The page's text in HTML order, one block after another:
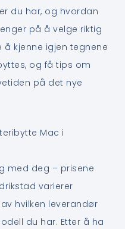
du har, og hvordan
på å velge riktig
kjenne igjen tegnene
og få tips om
på det nye
Mac i
med deg – prisene
varierer
hvilken leverandør
du har. Etter å ha